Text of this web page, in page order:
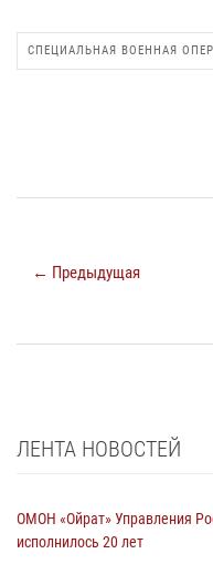
СПЕЦИАЛЬНАЯ ВОЕННАЯ
← Предыдущая
ЛЕНТА НОВОСТЕЙ
ОМОН «Ойрат» Управления
исполнилось 20 лет